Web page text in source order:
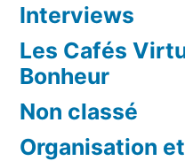
Interviews
Les Cafés
Bonheur
Non classé
Organisation